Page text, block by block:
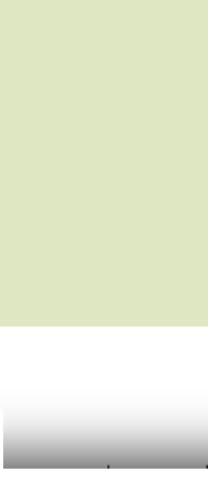
Impressum